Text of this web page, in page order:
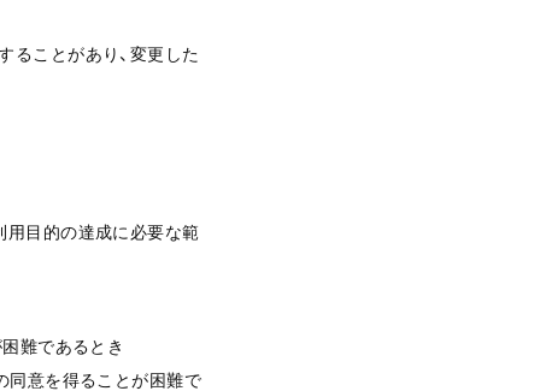
ることがあり、変更した
用目的の達成に必要な範
難であるとき
同意を得ることが困難で